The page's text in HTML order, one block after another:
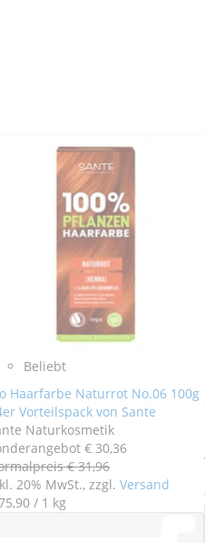
Beliebt
Haarfarbe Naturrot No.06 100g
Vorteilspack von Sante
Naturkosmetik
€ 30,36
€ 31,96
20% MwSt., zzgl. Versand
,90 / 1 kg